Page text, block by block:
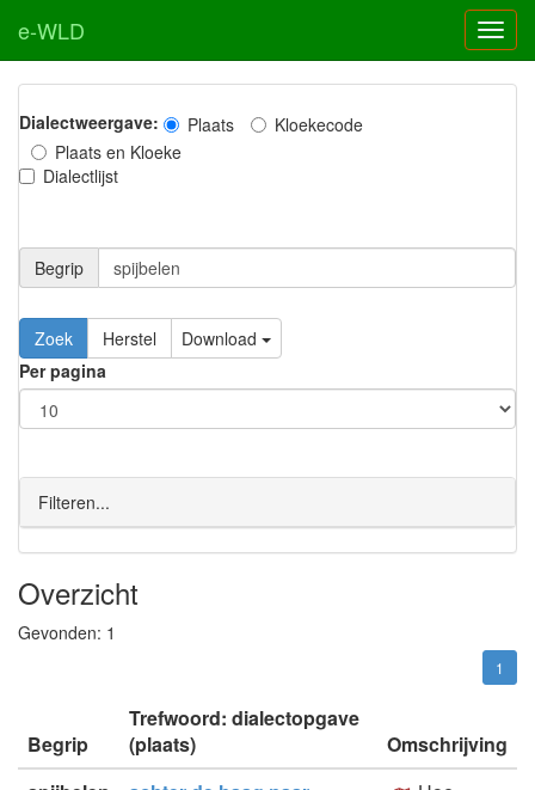
e-WLD
Dialectweergave: Plaats
Kloekecode
Plaats en Kloeke
Dialectlijst
Begrip
Zoek Herstel
Download
Per pagina
Filteren...
Overzicht
Gevonden: 1
1
Begrip
Trefwoord: dialectopgave
(plaats)
Omschrijving